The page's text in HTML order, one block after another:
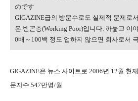
のです
GIGAZINE급의 방문수로도 실제적 문제로
은 빈곤층(Working Poor)입니다. 까놓고 이
0배～100백 정도 업하지 않으면 회사로서
GIGAZINE은 뉴스 사이트로 2006년 12월 현
문자수 547만명/월